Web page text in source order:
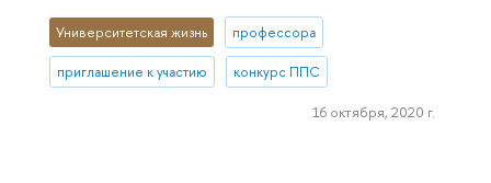
Университетская жизнь профессора
приглашение к участию конкурс ППС
16 октября, 2020 г.